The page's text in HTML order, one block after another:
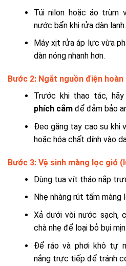
Túi nilon hoặc áo trùm
nước bẩn khi rửa dàn lạnh.
Máy xịt rửa áp lực vừa
dàn nóng nhanh hơn.
Bước 2: Ngắt nguồn điện
Trước khi thao tác, hãy
phích cắmđể đảm bảo
Đeo găng tay cao su khi
hoặc hóa chất dính vào
Bước 3: Vệ sinh màng lọc gió
Dùng tua vít tháo nắp
Nhẹ nhàng rút tấm màng
Xả dưới vòi nước sạch,
chà nhẹ để loại bỏ bụi mịn.
Để ráo và phơi khô tự
nắng trực tiếp để tránh